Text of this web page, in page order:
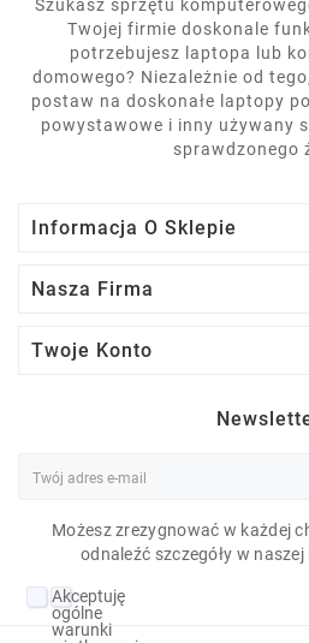
Szukasz sprzętu
Twojej firmie doskonale
potrzebujesz laptopa lub
domowego? Niezależnie od
postaw na doskonałe laptopy
powystawowe i inny używany
sprawdzonego
Informacja O Sklepie
Nasza Firma
Twoje Konto
Możesz zrezygnować w każdej
odnaleźć szczegóły w
Akceptuję
ogólne
warunki